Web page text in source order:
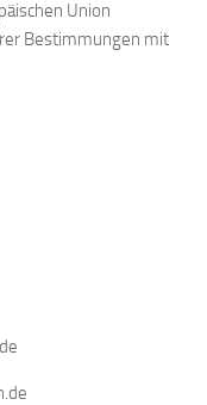
Union
Bestimmungen mit